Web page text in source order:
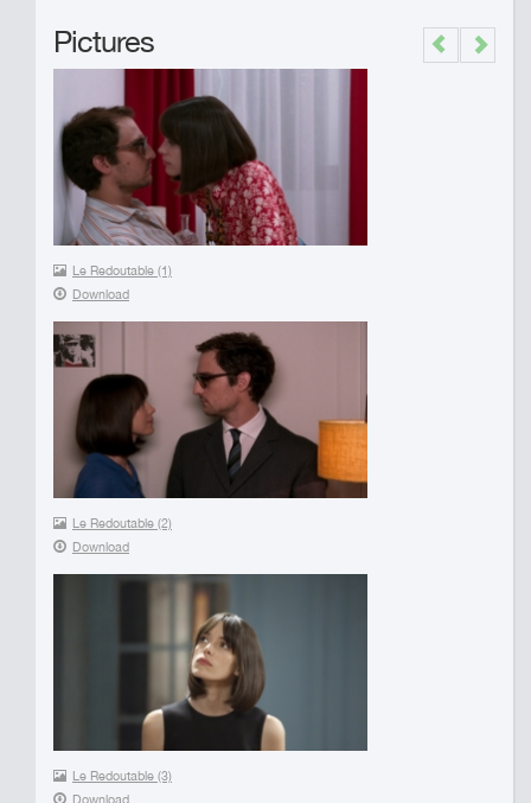
Pictures
Le Redoutable (1)
Download
Le Redoutable (2)
Download
Le Redoutable (3)
Download
Previous
Next